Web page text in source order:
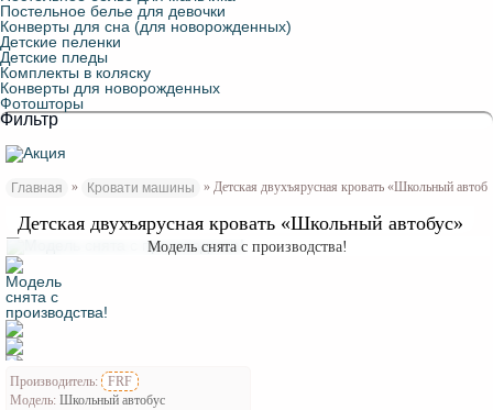
Постельное белье для девочки
Конверты для сна (для новорожденных)
Детские пеленки
Детские пледы
Комплекты в коляску
Конверты для новорожденных
Фотошторы
Фильтр
Главная » Кровати машины » Детская двухъярусная кровать «Школьный
Детская двухъярусная кровать «Школьный автобус»
Модель снята с производства!
Производитель:
FRF
Модель: Школьный автобус